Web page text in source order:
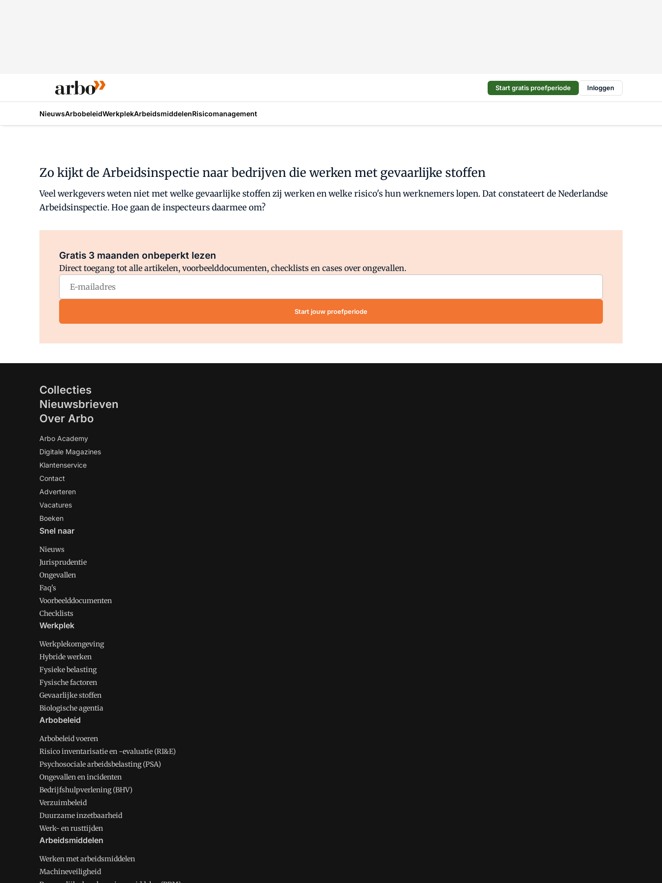
Start gratis proefperiode Inloggen
NieuwsArbobeleidWerkplekArbeidsmiddelenRisicomanagement
Zo kijkt de Arbeidsinspectie naar bedrijven die werken met gevaarlijke stoffen
Veel werkgevers weten niet met welke gevaarlijke stoffen zij werken en welke risico's hun werknemers lopen. Dat constateert de Nederlandse
Arbeidsinspectie. Hoe gaan de inspecteurs daarmee om?
Gratis 3 maanden onbeperkt lezen
Direct toegang tot alle artikelen, voorbeelddocumenten, checklists en cases over ongevallen.
Start jouw proefperiode
Collecties
Nieuwsbrieven
Over Arbo
Arbo Academy
Digitale Magazines
Klantenservice
Contact
Adverteren
Vacatures
Boeken
Snel naar
Nieuws
Jurisprudentie
Ongevallen
Faq's
Voorbeelddocumenten
Checklists
Werkplek
Werkplekomgeving
Hybride werken
Fysieke belasting
Fysische factoren
Gevaarlijke stoffen
Biologische agentia
Arbobeleid
Arbobeleid voeren
Risico inventarisatie en -evaluatie (RI&E)
Psychosociale arbeidsbelasting (PSA)
Ongevallen en incidenten
Bedrijfshulpverlening (BHV)
Verzuimbeleid
Duurzame inzetbaarheid
Werk- en rusttijden
Arbeidsmiddelen
Werken met arbeidsmiddelen
Machineveiligheid